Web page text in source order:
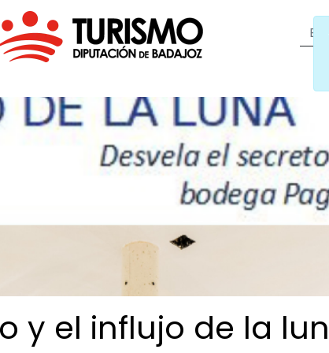
y el influjo de la